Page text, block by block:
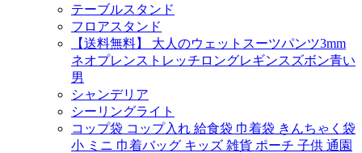
テーブルスタンド
フロアスタンド
【送料無料】 大人のウェットスーツパンツ3mm
ネオプレンストレッチロングレギンスズボン青い
男
シャンデリア
シーリングライト
コップ袋 コップ入れ 給食袋 巾着袋 きんちゃく袋
小 ミニ 巾着バッグ キッズ 雑貨 ポーチ 子供 通園